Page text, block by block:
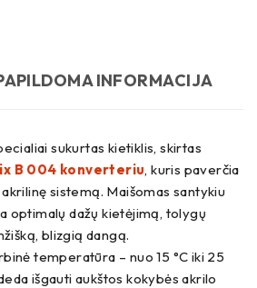
INFORMACIJA
sukurtas kietiklis, skirtas
B 004 konverteriu, kuris paverčia
sistemą. Maišomas santykiu
optimalų dažų kietėjimą, tolygų
blizgią dangą.
temperatūra – nuo 15 °C iki 25
išgauti aukštos kokybės akrilo